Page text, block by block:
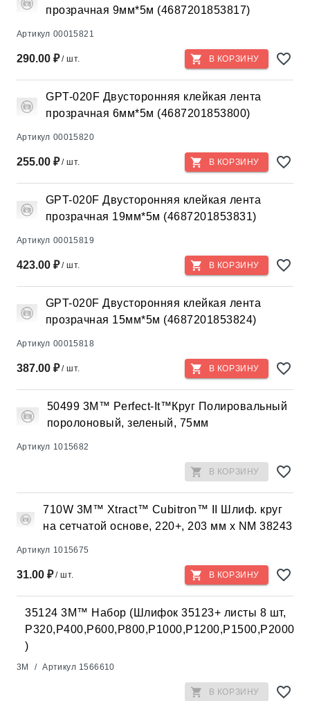
прозрачная 9мм*5м (4687201853817)
Артикул 00015821
290.00 ₽/ шт. В КОРЗИНУ
GPT-020F Двусторонняя клейкая лента
прозрачная 6мм*5м (4687201853800)
Артикул 00015820
255.00 ₽/ шт. В КОРЗИНУ
GPT-020F Двусторонняя клейкая лента
прозрачная 19мм*5м (4687201853831)
Артикул 00015819
423.00 ₽/ шт. В КОРЗИНУ
GPT-020F Двусторонняя клейкая лента
прозрачная 15мм*5м (4687201853824)
Артикул 00015818
387.00 ₽/ шт. В КОРЗИНУ
50499 3M™ Perfect-It™Круг Полировальный
поролоновый, зеленый, 75мм
Артикул 1015682
В КОРЗИНУ
710W 3M™ Xtract™ Cubitron™ II Шлиф. круг
на сетчатой основе, 220+, 203 мм х NM 38243
Артикул 1015675
31.00 ₽/ шт. В КОРЗИНУ
35124 3M™ Набор (Шлифок 35123+ листы 8 шт,
P320,Р400,Р600,Р800,Р1000,Р1200,Р1500,Р2000
)
3M / Артикул 1566610
В КОРЗИНУ